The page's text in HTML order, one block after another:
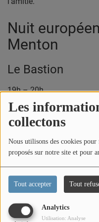
Les
collectons
Nous utilisons des cookies
proposés sur notre site et pour
Tout accepter Tout
Analytics
Utilisation: Analyse
Nuit
Menton
Le Bastion
19h – 20h
Visite contée avec
« Les voyages de Lisbeth »
Musée de
19h – Minuit
Une soirée spéciale
et de la femme